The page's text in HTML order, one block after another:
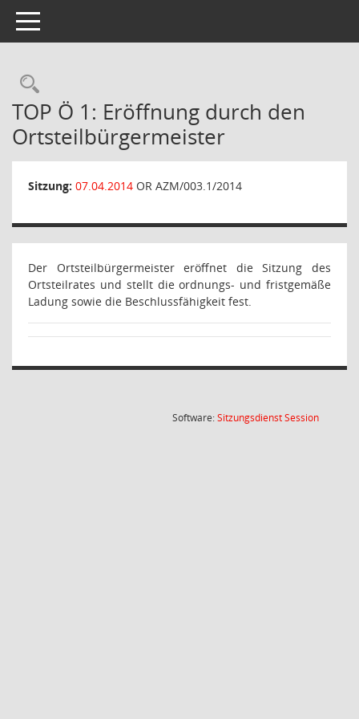
Toggle navigation
Rechercheauswahl
TOP Ö 1: Eröffnung durch den
Ortsteilbürgermeister
Sitzung: 07.04.2014 OR AZM/003.1/2014
Der Ortsteilbürgermeister eröffnet die Sitzung des
Ortsteilrates und stellt die ordnungs- und fristgemäße
Ladung sowie die Beschlussfähigkeit fest.
Software:SitzungsdienstSession(Wird in